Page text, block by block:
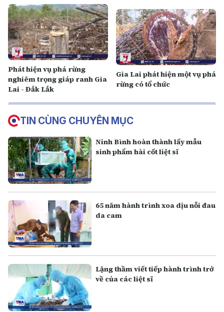
Phát hiện vụ phá rừng
nghiêm trọng giáp ranh Gia
Lai - Đắk Lắk
Gia Lai phát hiện một vụ phá
rừng có tổ chức
TIN CÙNG CHUYÊN MỤC
Ninh Bình hoàn thành lấy mẫu
sinh phẩm hài cốt liệt sĩ
65 năm hành trình xoa dịu nỗi đau
da cam
Lặng thầm viết tiếp hành trình trở
về của các liệt sĩ